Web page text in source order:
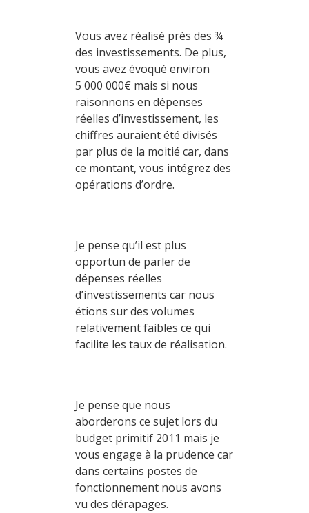
Vous avez réalisé près des ¾
des investissements. De plus,
vous avez évoqué environ
5 000 000€ mais si nous
raisonnons en dépenses
réelles d’investissement, les
chiffres auraient été divisés
par plus de la moitié car, dans
ce montant, vous intégrez des
opérations d’ordre.
Je pense qu’il est plus
opportun de parler de
dépenses réelles
d’investissements car nous
étions sur des volumes
relativement faibles ce qui
facilite les taux de réalisation.
Je pense que nous
aborderons ce sujet lors du
budget primitif 2011 mais je
vous engage à la prudence car
dans certains postes de
fonctionnement nous avons
vu des dérapages.